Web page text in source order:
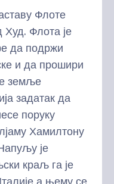
Флоте
Худ. Флота је
да подржи
и да прошири
земље
задатак да
поруку
Хамилтону
је
краљ га је
а њему се